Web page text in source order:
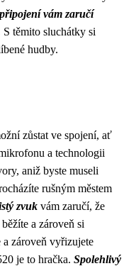
vám zaručí
S těmito sluchátky si
hudby.
zůstat ve spojení, ať
a technologii
aniž byste museli
rušným městem
zvuk vám zaručí, že
a zároveň si
a zároveň vyřizujete
je to hračka. Spolehlivý